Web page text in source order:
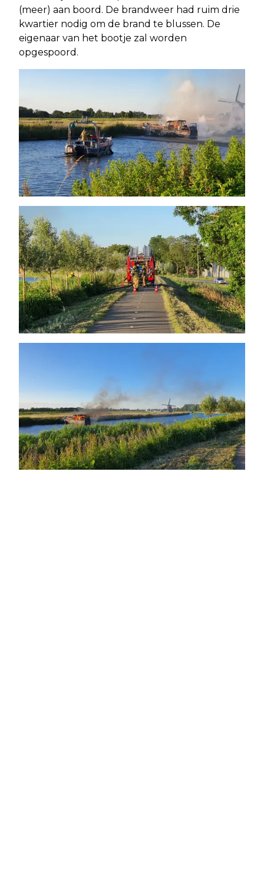
(meer) aan boord. De brandweer had ruim drie
kwartier nodig om de brand te blussen. De
eigenaar van het bootje zal worden
opgespoord.